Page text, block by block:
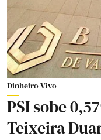
Dinheiro Vivo
PSI sobe
Teixeira